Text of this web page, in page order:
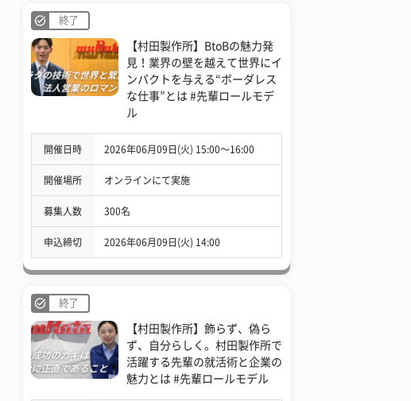
終了
【村田製作所】BtoBの魅力発
見！業界の壁を越えて世界にイ
ンパクトを与える“ボーダレス
な仕事”とは #先輩ロールモデ
ル
開催日時 2026年06月09日(火) 15:00〜16:00
開催場所 オンラインにて実施
募集人数 300名
申込締切 2026年06月09日(火) 14:00
終了
【村田製作所】飾らず、偽ら
ず、自分らしく。村田製作所で
活躍する先輩の就活術と企業の
魅力とは #先輩ロールモデル